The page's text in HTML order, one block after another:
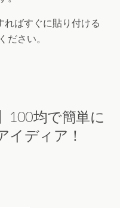
ればすぐに貼り付ける
ださい。
100均で簡単に
イディア！